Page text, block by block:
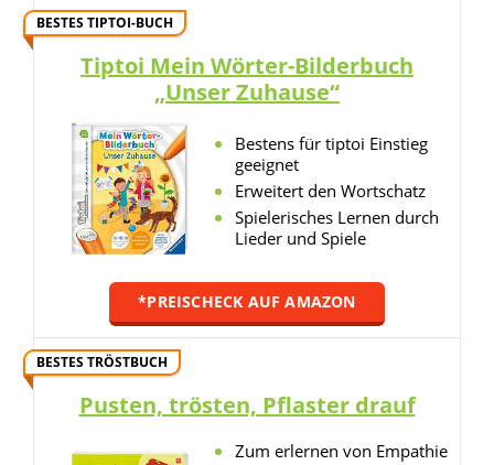
BESTES TIPTOI-BUCH
Tiptoi Mein Wörter-Bilderbuch
„Unser Zuhause“
Bestens für tiptoi Einstieg
geeignet
Erweitert den Wortschatz
Spielerisches Lernen durch
Lieder und Spiele
*PREISCHECK AUF AMAZON
BESTES TRÖSTBUCH
Pusten, trösten, Pflaster drauf
Zum erlernen von Empathie